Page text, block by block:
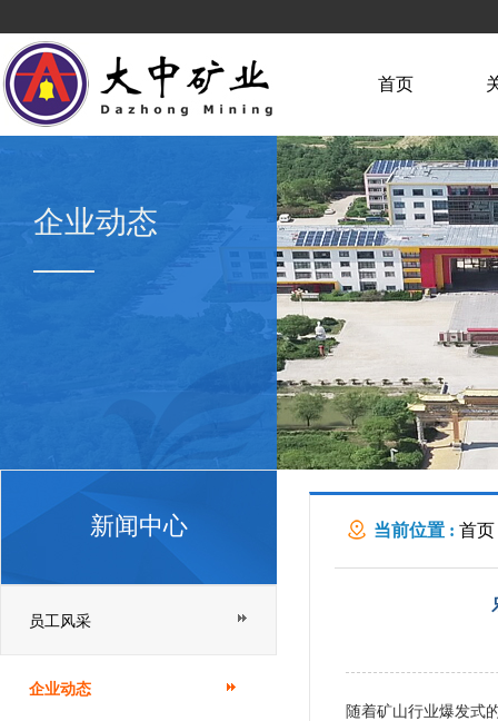
首页
企业动态
新闻中心
员工风采
企业动态
当前位置 : 首页
随着矿山行业爆发式